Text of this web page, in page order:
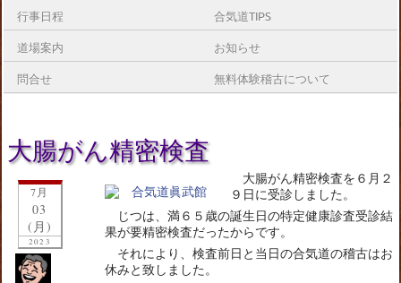
行事日程 合気道TIPS
道場案内 お知らせ
問合せ 無料体験稽古について
大腸がん精密検査
7月
03
(月)
2023
大腸がん精密検査を６月２
９日に受診しました。
じつは、満６５歳の誕生日の特定健康診査受診結
果が要精密検査だったからです。
それにより、検査前日と当日の合気道の稽古はお
休みと致しました。